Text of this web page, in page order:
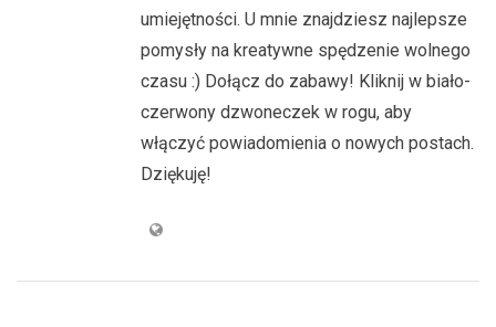
umiejętności. U mnie znajdziesz najlepsze
pomysły na kreatywne spędzenie wolnego
czasu :) Dołącz do zabawy! Kliknij w biało-
czerwony dzwoneczek w rogu, aby
włączyć powiadomienia o nowych postach.
Dziękuję!